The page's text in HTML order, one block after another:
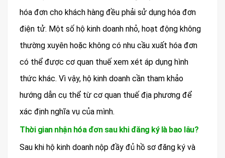
hóa đơn cho khách hàng đều phải sử dụng hóa đơn
điện tử. Một số hộ kinh doanh nhỏ, hoạt động không
thường xuyên hoặc không có nhu cầu xuất hóa đơn
có thể được cơ quan thuế xem xét áp dụng hình
thức khác. Vì vậy, hộ kinh doanh cần tham khảo
hướng dẫn cụ thể từ cơ quan thuế địa phương để
xác định nghĩa vụ của mình.
Thời gian nhận hóa đơn sau khi đăng ký là bao lâu?
Sau khi hộ kinh doanh nộp đầy đủ hồ sơ đăng ký và